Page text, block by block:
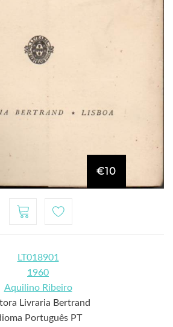
€10
LT018901
1960
Aquilino Ribeiro
Livraria Bertrand
Português PT